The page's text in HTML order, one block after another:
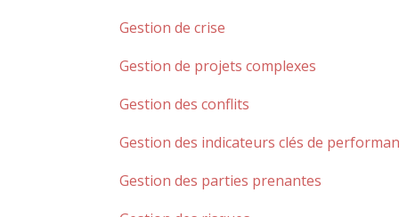
Gestion de crise
Gestion de projets complexes
Gestion des conflits
Gestion des indicateurs clés de
Gestion des parties prenantes